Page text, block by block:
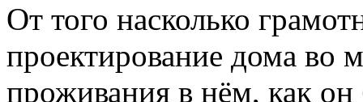
От того насколько
проектирование дома во
проживания в нём, как он